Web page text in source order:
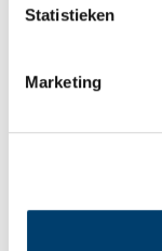
Statistieken
Marketing
gepubliceerd.